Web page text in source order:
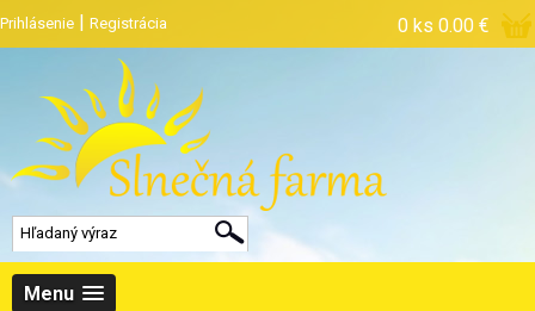
Prihlásenie | Registrácia 0 ks 0.00 €
Menu